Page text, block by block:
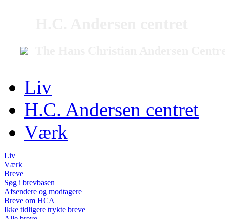
Liv
H.C. Andersen centret
Værk
Liv
Værk
Breve
Søg i brevbasen
Afsendere og modtagere
Breve om HCA
Ikke tidligere trykte breve